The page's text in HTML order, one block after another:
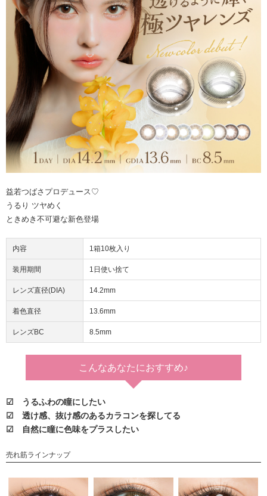
益若つばさプロデュース♡
うるり ツヤめく
ときめき不可避な新色登場
内容 1箱10枚入り
装用期間 1日使い捨て
レンズ直径(DIA) 14.2mm
着色直径 13.6mm
レンズBC 8.5mm
こんなあなたにおすすめ♪
☑ うるふわの瞳にしたい
☑ 透け感、抜け感のあるカラコンを探してる
☑ 自然に瞳に色味をプラスしたい
売れ筋ラインナップ